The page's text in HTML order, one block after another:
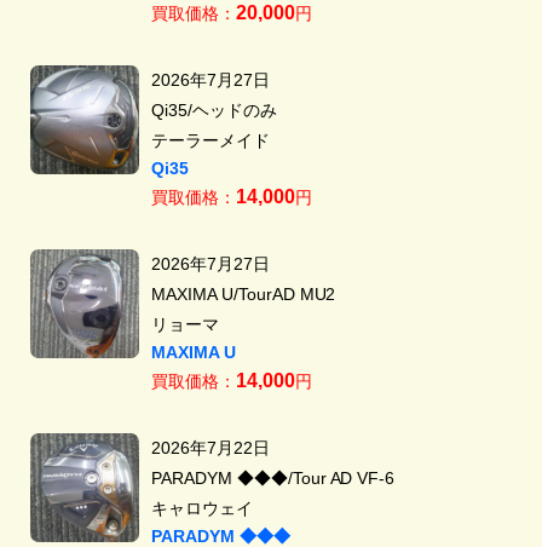
買取価格： 20,000円
2026年7月27日
Qi35/ヘッドのみ
テーラーメイド
Qi35
買取価格： 14,000円
2026年7月27日
MAXIMA U/TourAD MU2
リョーマ
MAXIMA U
買取価格： 14,000円
2026年7月22日
PARADYM ◆◆◆/Tour AD VF-6
キャロウェイ
PARADYM ◆◆◆